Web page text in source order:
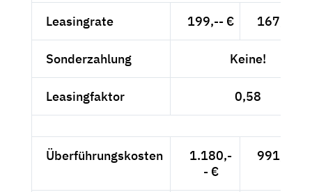
Leasingrate 199,-- € 167,23 €
Sonderzahlung Keine!
Leasingfaktor 0,58
Überführungskosten
1.180,-
- €
991,60 €